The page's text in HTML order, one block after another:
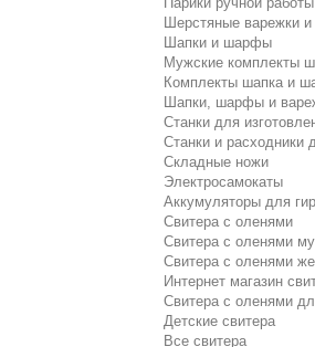
Шерстяные варежки и
Шапки и шарфы
Мужские комплекты
Комплекты шапка и
Шапки, шарфы и
Станки для
Станки и расходники
Складные ножи
Электросамокаты
Аккумуляторы для
Свитера с оленями
Свитера с оленями
Свитера с оленями
Интернет магазин
Свитера с оленями
Детские свитера
Все свитера